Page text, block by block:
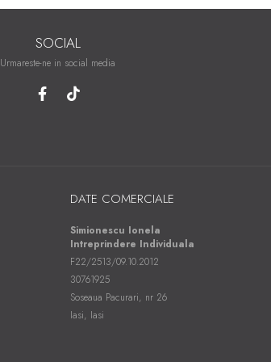
SOCIAL
Urmareste-ne in social media
DATE COMERCIALE
Simionescu Ionela
Intreprindere Individuala
F22/2513/09.10.2012
30761925
Soseaua Pacurari, nr 26
Iasi, Iasi